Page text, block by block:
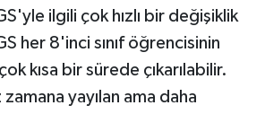
ilgili çok hızlı bir değişiklik
her 8'inci sınıf öğrencisinin
kısa bir sürede çıkarılabilir.
yayılan ama daha